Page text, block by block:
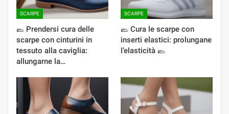
SCARPE
🥿 Prendersi cura delle
scarpe con cinturini in
tessuto alla caviglia:
allungarne la…
SCARPE
🥿 Cura le scarpe con
inserti elastici: prolungane
l’elasticità 🥿